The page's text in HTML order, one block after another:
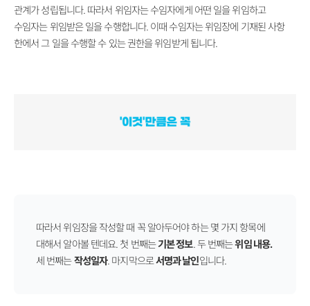
관계가 성립됩니다. 따라서 위임자는 수임자에게 어떤 일을 위임하고
수임자는 위임받은 일을 수행합니다. 이때 수임자는 위임장에 기재된 사항
한에서 그 일을 수행할 수 있는 권한을 위임받게 됩니다.
따라서 위임장을 작성할 때 꼭 알아두어야 하는 몇 가지 항목에
대해서 알아볼 텐데요. 첫 번째는기본 정보. 두 번째는위임 내용.
세 번째는작성일자. 마지막으로서명과 날인입니다.